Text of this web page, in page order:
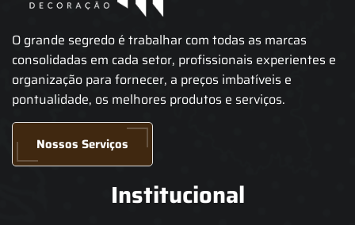
O grande segredo é trabalhar com todas as marcas
consolidadas em cada setor, profissionais experientes e
organização para fornecer, a preços imbatíveis e
pontualidade, os melhores produtos e serviços.
Nossos Serviços
Institucional